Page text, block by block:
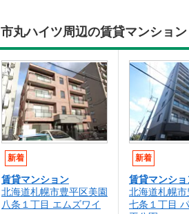
市丸ハイツ周辺の賃貸マンショ
新着
賃貸マンション
北海道札幌市豊平区美園
八条１丁目 エムズワイ
新着
賃貸マンショ
北海道札幌市
七条１丁目